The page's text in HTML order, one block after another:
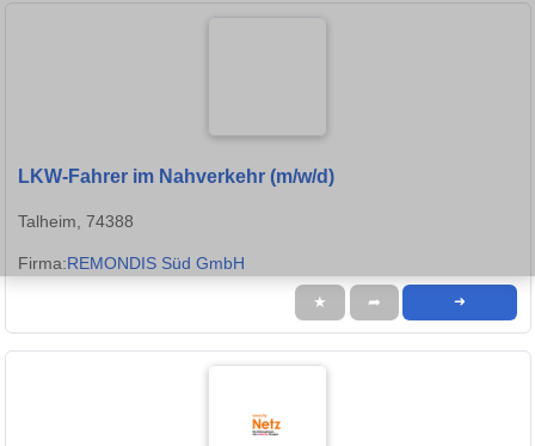
LKW-Fahrer im Nahverkehr (m/w/d)
Talheim, 74388
Firma:REMONDIS Süd GmbH
★ ➦ ➜